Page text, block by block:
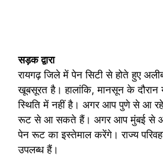
सड़क द्वारा
रायगढ़ जिले में पेन सिटी से होते हुए
खूबसूरत है। हालांकि, मानसून के दौरान
स्थिति में नहीं है। अगर आप पुणे से आ रहे
रूट से आ सकते हैं। अगर आप मुंबई से आ
पेन रूट का इस्तेमाल करेंगे। राज्य
उपलब्ध हैं।